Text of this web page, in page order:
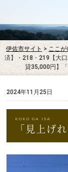
伊佐市サイト > ここが
済】・218・219【大
貸35,000円】
2024年11月25日
「見上げ